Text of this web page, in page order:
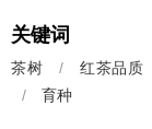
关键词
茶树 / 红茶品质
/
育种